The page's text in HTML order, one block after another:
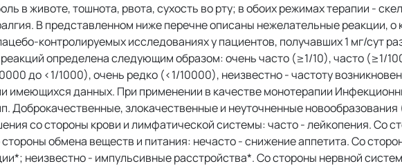
в животе, тошнота, рвота, сухость во рту; в обоих режимах терапии -
В представленном ниже перечне описаны нежелательные реакции, о
контролируемых исследованиях у пациентов, получавших 1 мг/сут
определена следующим образом: очень часто (≥1/10), часто (≥1/
до <1/1000), очень редко (<1/10000), неизвестно - частоту
имеющихся данных. При применении в качестве монотерапии
Доброкачественные, злокачественные и неуточненные
со стороны крови и лимфатической системы: часто - лейкопения. Со
обмена веществ и питания: нечасто - снижение аппетита. Со
неизвестно - импульсивные расстройства*. Со стороны нервной